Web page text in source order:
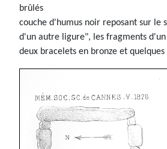
brûlés
couche d'humus noir reposant sur le
d'un autre ligure", les fragments d'un
deux bracelets en bronze et quelques